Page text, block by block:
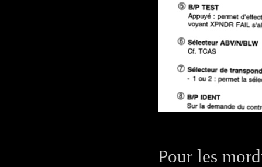
Pour les